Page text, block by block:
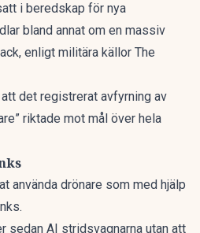
i beredskap för nya
bland annat om en massiv
enligt militära källor The
det registrerat avfyrning av
riktade mot mål över hela
använda drönare som med hjälp
sedan AI stridsvagnarna utan att